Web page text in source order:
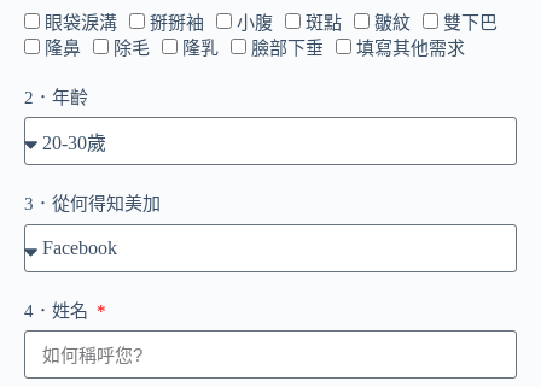
眼袋淚溝
掰掰袖 小腹 斑點 皺紋
雙下巴
隆鼻
除毛 隆乳 臉部下垂 填寫其他需求
2．年齡
3．從何得知美加
4．姓名